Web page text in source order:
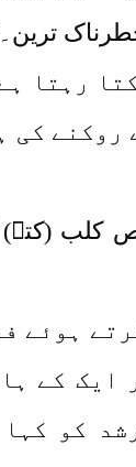
رہتا
کی
کلب (کتے)
ہوئے
ایک کے
کو